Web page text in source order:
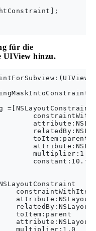
für die
UIView hinzu.
toItem:parent
multiplier:1.0
toItem:parent
multiplier:1.0